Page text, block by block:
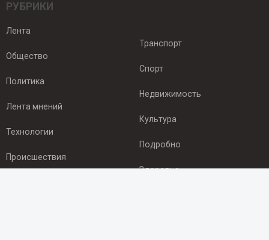
РУБРИКИ
Лента
Общество
Политика
Лента мнений
Технологии
Происшествия
Транспорт
Спорт
Недвижимость
Культура
Подробно
Здоровье